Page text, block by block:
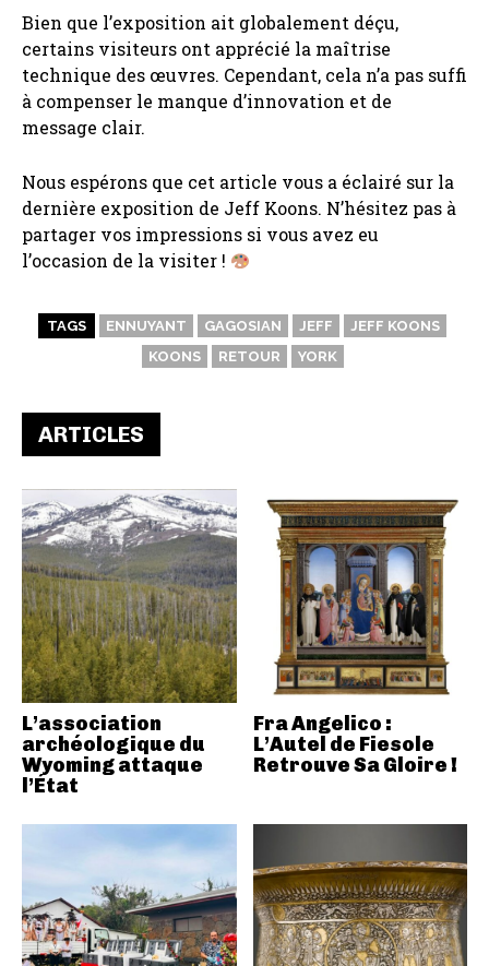
Bien que l’exposition ait globalement déçu,
certains visiteurs ont apprécié la maîtrise
technique des œuvres. Cependant, cela n’a pas suffi
à compenser le manque d’innovation et de
message clair.
Nous espérons que cet article vous a éclairé sur la
dernière exposition de Jeff Koons. N’hésitez pas à
partager vos impressions si vous avez eu
l’occasion de la visiter !
TAGS ENNUYANT GAGOSIAN JEFF
JEFF KOONS
KOONS
RETOUR YORK
ARTICLES
L’association
archéologique du
Wyoming attaque
l’État
Fra Angelico :
L’Autel de Fiesole
Retrouve Sa Gloire !